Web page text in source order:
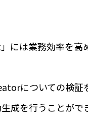
には業務効率を
についての検証
成を行うことがで